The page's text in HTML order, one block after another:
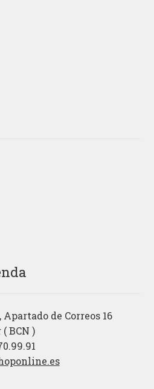
de Correos 16
BCN )